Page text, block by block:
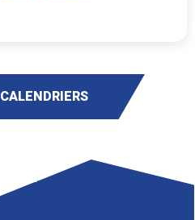
sportifs jusqu’à
l’horizon Los
Angeles 2028. Nous
jeunesse
réunionnaise, à la